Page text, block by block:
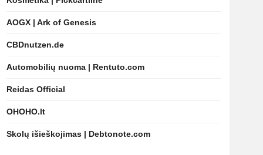
AOGX | Ark of Genesis
CBDnutzen.de
Automobilių nuoma | Rentuto.com
Reidas Official
OHOHO.lt
Skolų išieškojimas | Debtonote.com